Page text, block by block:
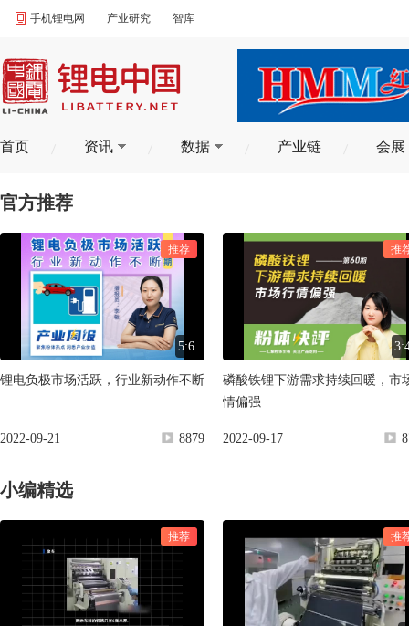
手机锂电网 产业研究 智库
首页 资讯 数据 产业链 会展
官方推荐
推荐
5:6
锂电负极市场活跃，行业新动作不断
2022-09-21 8879
推
磷酸铁锂下游需求持续回暖，市
情偏强
2022-09-17
小编精选
推荐 推